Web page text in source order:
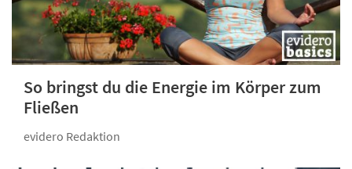
So bringst du die Energie im Körper zum
Fließen
evidero Redaktion